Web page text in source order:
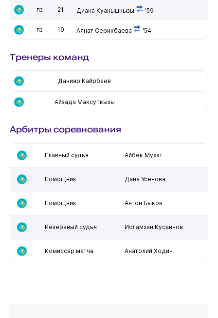
пз 21 Диана Куанышкызы '59
пз 19 Аянат Серикбаева '54
Тренеры команд
Данияр Кайрбаев
Айзада Максуткызы
Арбитры соревнования
Главный судья Айбек Мухат
Помощник Дана Усенова
Помощник Антон Быков
Резервный судья Исламхан Кусаинов
Комиссар матча Анатолий Ходин